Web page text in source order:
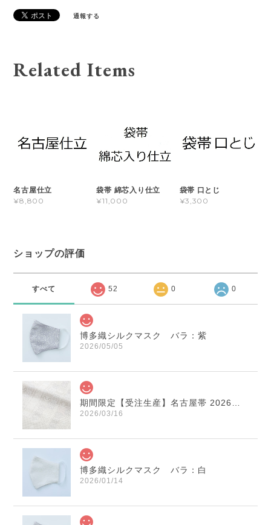
通報する
Related Items
名古屋仕立
¥8,800
袋帯 綿芯入り仕立
¥11,000
袋帯 口とじ
¥3,300
ショップの評価
すべて 52 0 0
博多織シルクマスク バラ：紫
2026/05/05
期間限定【受注生産】名古屋帯 2026年干支献上 「午」変わり献上 市松：白×薄鼠
2026/03/16
博多織シルクマスク バラ：白
2026/01/14